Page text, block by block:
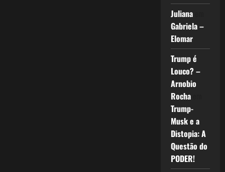
Julianaem
Gabriela –
Elomar
Trump é
Louco? –
Arnobio
Rochaem
Trump-
Musk e a
Distopia: A
Questão do
PODER!